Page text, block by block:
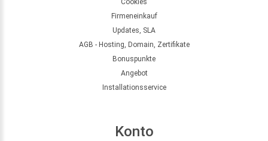
Cookies
Firmeneinkauf
Updates, SLA
AGB - Hosting, Domain, Zertifikate
Bonuspunkte
Angebot
Installationsservice
Konto